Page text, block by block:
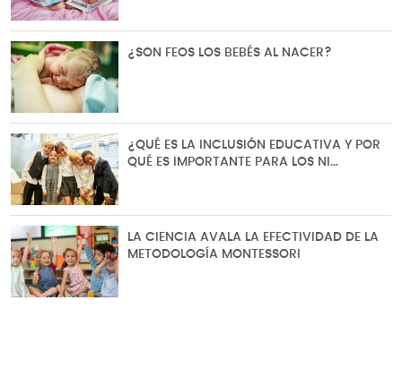
¿SON FEOS LOS BEBÉS AL NACER?
¿QUÉ ES LA INCLUSIÓN EDUCATIVA Y POR
QUÉ ES IMPORTANTE PARA LOS NI…
LA CIENCIA AVALA LA EFECTIVIDAD DE LA
METODOLOGÍA MONTESSORI